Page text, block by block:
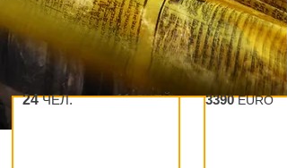
11 ДНЕЙ
24 ЧЕЛ. 3390 EURO